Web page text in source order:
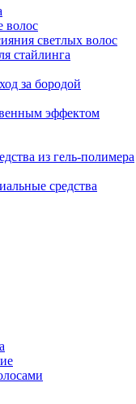
волос
светлых волос
стайлинга
за бородой
эффектом
из гель-полимера
средства